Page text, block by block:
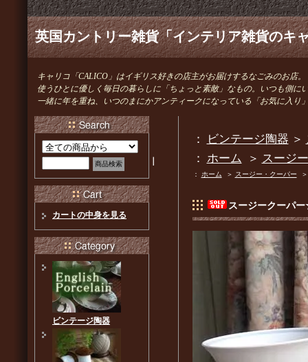
英国カントリー雑貨「インテリア雑貨の
キャリコ「CALICO」はイギリス好きの店主がお届けするなごみのお店。
使うひとに優しく毎日の暮らしに「ちょっと素敵」なもの。いつも側に
一緒に年を重ね、いつのまにかアンティークになっている「お気に入り
： ビンテージ陶器 ＞
： ホーム ＞ スージ
： ホーム ＞ スージー・クーパー
スージークーパ
カートの中身を見る
ビンテージ陶器